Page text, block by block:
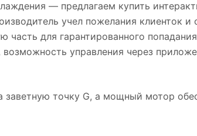
— предлагаем купить
учел пожелания клиенток и
для гарантированного
управления через
заветную точку G, а мощный мотор